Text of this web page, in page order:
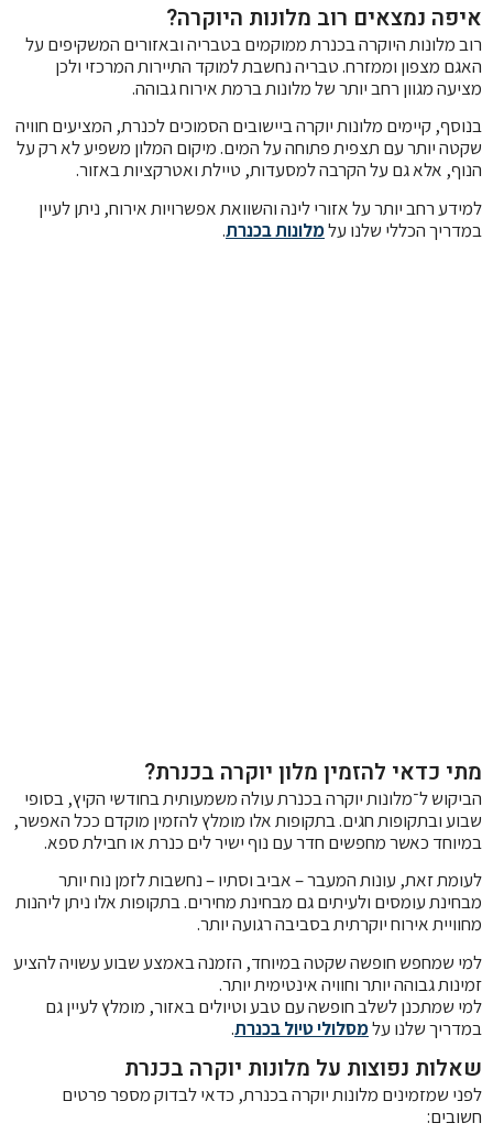
איפה נמצאים רוב מלונות היוקרה?
רוב מלונות היוקרה בכנרת ממוקמים בטבריה ובאזורים המשקיפים על
האגם מצפון וממזרח. טבריה נחשבת למוקד התיירות המרכזי ולכן
מציעה מגוון רחב יותר של מלונות ברמת אירוח גבוהה.
בנוסף, קיימים מלונות יוקרה ביישובים הסמוכים לכנרת, המציעים חוויה
שקטה יותר עם תצפית פתוחה על המים. מיקום המלון משפיע לא רק על
הנוף, אלא גם על הקרבה למסעדות, טיילת ואטרקציות באזור.
למידע רחב יותר על אזורי לינה והשוואת אפשרויות אירוח, ניתן לעיין
במדריך הכללי שלנו עלמלונות בכנרת.
מתי כדאי להזמין מלון יוקרה בכנרת?
הביקוש ל־מלונות יוקרה בכנרת עולה משמעותית בחודשי הקיץ, בסופי
שבוע ובתקופות חגים. בתקופות אלו מומלץ להזמין מוקדם ככל האפשר,
במיוחד כאשר מחפשים חדר עם נוף ישיר לים כנרת או חבילת ספא.
לעומת זאת, עונות המעבר – אביב וסתיו – נחשבות לזמן נוח יותר
מבחינת עומסים ולעיתים גם מבחינת מחירים. בתקופות אלו ניתן ליהנות
מחוויית אירוח יוקרתית בסביבה רגועה יותר.
למי שמחפש חופשה שקטה במיוחד, הזמנה באמצע שבוע עשויה להציע
זמינות גבוהה יותר וחוויה אינטימית יותר.
למי שמתכנן לשלב חופשה עם טבע וטיולים באזור, מומלץ לעיין גם
במדריך שלנו עלמסלולי טיול בכנרת.
שאלות נפוצות על מלונות יוקרה בכנרת
לפני שמזמינים מלונות יוקרה בכנרת, כדאי לבדוק מספר פרטים
חשובים: